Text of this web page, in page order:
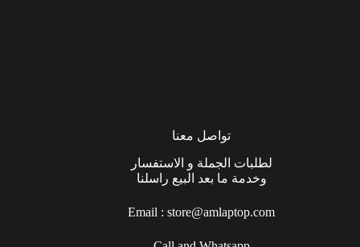
تواصل معنا
لطلبات الجملة و الاستفسار
وخدمة ما بعد البيع راسلنا
Email :store@amlaptop.com